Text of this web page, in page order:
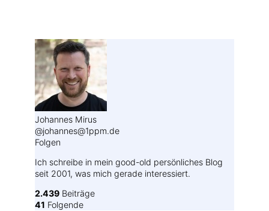
Johannes Mirus
@johannes@1ppm.de
Folgen
Ich schreibe in mein good-old persönliches Blog
seit 2001, was mich gerade interessiert.
2.439 Beiträge
41 Folgende